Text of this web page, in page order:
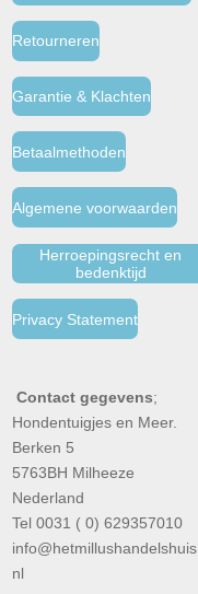
Retourneren
Garantie & Klachten
Betaalmethoden
Algemene voorwaarden
Herroepingsrecht en
bedenktijd
Privacy Statement
Contact gegevens;
Hondentuigjes en Meer.
Berken 5
5763BH Milheeze
Nederland
Tel 0031 ( 0) 629357010
info@hetmillushandelshuis.
nl